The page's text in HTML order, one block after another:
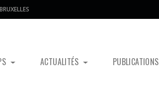
ACTUALITÉS PUBLICATIONS